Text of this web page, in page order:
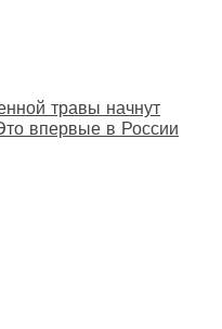
травы начнут
впервые в России